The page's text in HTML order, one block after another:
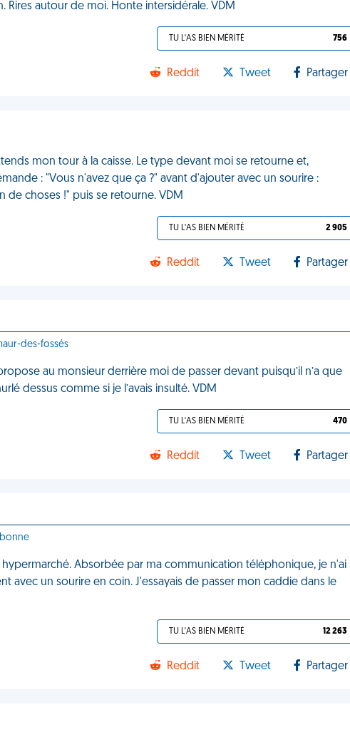
autour de moi. Honte intersidérale. VDM
TU L'AS BIEN MÉRITÉ 756
Reddit Tweet Partager
mon tour à la caisse. Le type devant moi se retourne et,
: "Vous n'avez que ça ?" avant d'ajouter avec un sourire :
choses !" puis se retourne. VDM
TU L'AS BIEN MÉRITÉ 2 905
Reddit Tweet Partager
des-fossés
au monsieur derrière moi de passer devant puisqu’il n’a que
dessus comme si je l’avais insulté. VDM
TU L'AS BIEN MÉRITÉ 470
Reddit Tweet Partager
Absorbée par ma communication téléphonique, je n'ai
avec un sourire en coin. J'essayais de passer mon caddie dans le
TU L'AS BIEN MÉRITÉ 12 263
Reddit Tweet Partager